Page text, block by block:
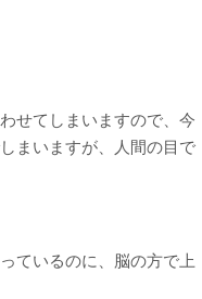
せてしまいますので、今
まいますが、人間の目で
ているのに、脳の方で上